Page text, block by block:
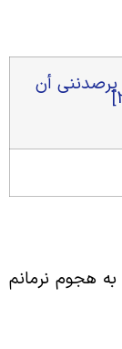
يرصدننى أن
هجوم نرمانم